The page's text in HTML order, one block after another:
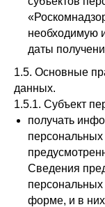
необходимую
даты
1.5. Основные
данных.
1.5.1. Субъект
получать
Сведения
форме, и в